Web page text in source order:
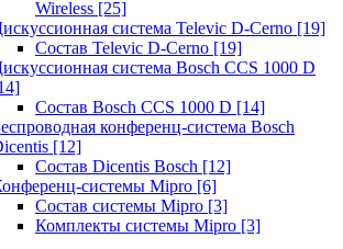
Wireless [25]
система Televic D-Cerno [19]
Состав Televic D-Cerno [19]
система Bosch CCS 1000 D
Состав Bosch CCS 1000 D [14]
конференц-система Bosch
[12]
Состав Dicentis Bosch [12]
системы Mipro [6]
Состав системы Mipro [3]
Комплекты системы Mipro [3]